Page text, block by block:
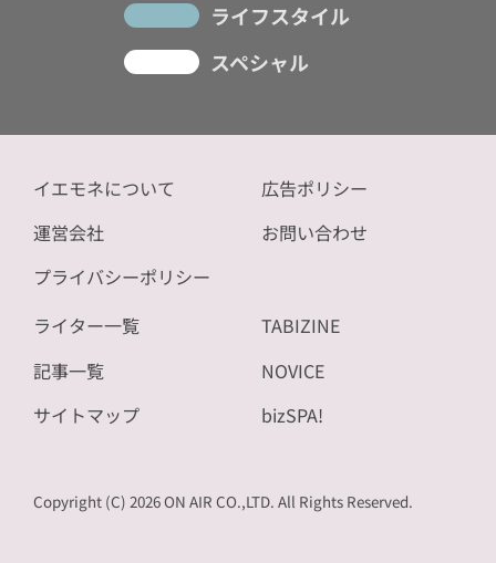
ライフスタイル
スペシャル
イエモネについて
運営会社
プライバシーポリシー
広告ポリシー
お問い合わせ
ライター一覧
記事一覧
サイトマップ
TABIZINE
NOVICE
bizSPA!
Copyright (C) 2026 ON AIR CO.,LTD. All Rights Reserved.